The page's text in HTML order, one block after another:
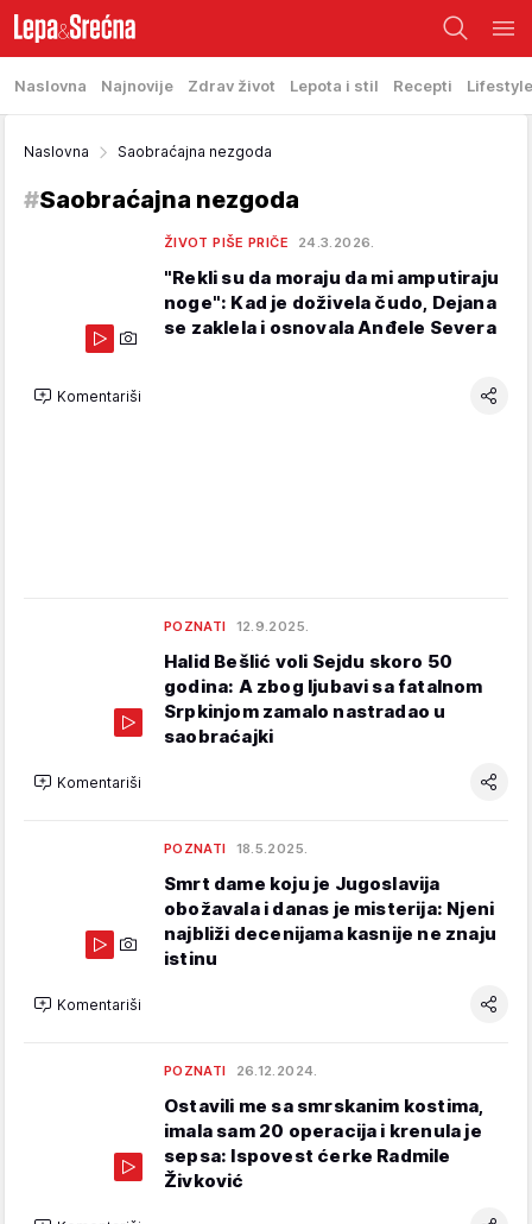
Naslovna Najnovije Zdrav život Lepota i stil Recepti Lifestyle
Naslovna Saobraćajna nezgoda
#Saobraćajna nezgoda
ŽIVOT PIŠE PRIČE 24.3.2026.
"Rekli su da moraju da mi amputiraju
noge": Kad je doživela čudo, Dejana
se zaklela i osnovala Anđele Severa
Komentariši
POZNATI 12.9.2025.
Halid Bešlić voli Sejdu skoro 50
godina: A zbog ljubavi sa fatalnom
Srpkinjom zamalo nastradao u
saobraćajki
Komentariši
POZNATI 18.5.2025.
Smrt dame koju je Jugoslavija
obožavala i danas je misterija: Njeni
najbliži decenijama kasnije ne znaju
istinu
Komentariši
POZNATI 26.12.2024.
Ostavili me sa smrskanim kostima,
imala sam 20 operacija i krenula je
sepsa: Ispovest ćerke Radmile
Živković